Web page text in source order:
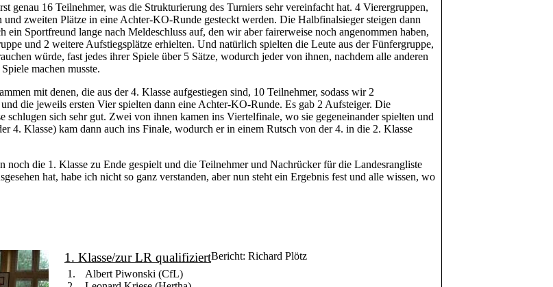
genau 16 Teilnehmer, was die Strukturierung des Turniers sehr vereinfacht hat. 4 Vierergruppen,
zweiten Plätze in eine Achter-KO-Runde gesteckt werden. Die Halbfinalsieger steigen dann
ein Sportfreund lange nach Meldeschluss auf, den wir aber fairerweise noch angenommen haben,
und 2 weitere Aufstiegsplätze erhielten. Und natürlich spielten die Leute aus der Fünfergruppe,
würde, fast jedes ihrer Spiele über 5 Sätze, wodurch jeder von ihnen, nachdem alle anderen
machen musste.
mit denen, die aus der 4. Klasse aufgestiegen sind, 10 Teilnehmer, sodass wir 2
die jeweils ersten Vier spielten dann eine Achter-KO-Runde. Es gab 2 Aufsteiger. Die
schlugen sich sehr gut. Zwei von ihnen kamen ins Viertelfinale, wo sie gegeneinander spielten und
4. Klasse) kam dann auch ins Finale, wodurch er in einem Rutsch von der 4. in die 2. Klasse
noch die 1. Klasse zu Ende gespielt und die Teilnehmer und Nachrücker für die Landesrangliste
hat, habe ich nicht so ganz verstanden, aber nun steht ein Ergebnis fest und alle wissen, wo
1. Klasse/zur LR qualifiziert
Albert Piwonski (CfL)
Bericht: Richard Plötz